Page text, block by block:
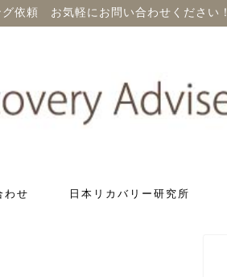
依頼 お気軽にお問い合わせください！
わせ 日本リカバリー研究所